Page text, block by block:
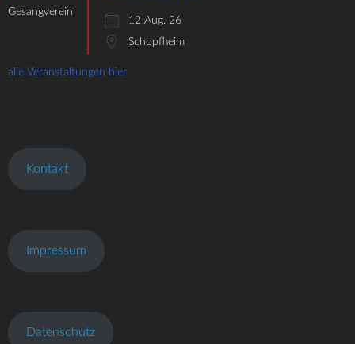
12 Aug. 26
Schopfheim
alle Veranstaltungen hier
Kontakt
Impressum
Datenschutz